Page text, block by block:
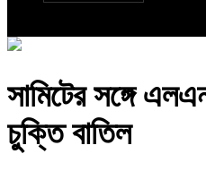
সামিটের সঙ্গে
চুক্তি বাতিল